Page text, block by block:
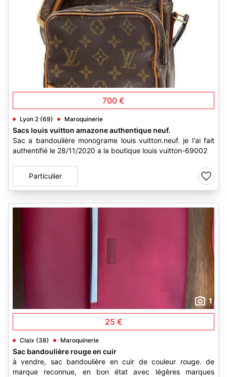
700 €
Lyon 2 (69) Maroquinerie
Sacs louis vuitton amazone authentique neuf.
Sac a bandoulière monograme louis vuitton.neuf. je l'ai fait
authentifié le 28/11/2020 a la boutique louis vuitton-69002
Particulier
1
25 €
Claix (38) Maroquinerie
Sac bandoulière rouge en cuir
à vendre, sac bandoulière en cuir de couleur rouge. de
marque reconnue, en bon état avec légères marques